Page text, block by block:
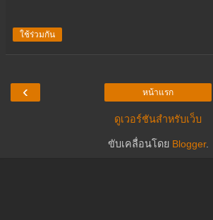
ใช้ร่วมกัน
‹ หน้าแรก
ดูเวอร์ชันสำหรับเว็บ
ขับเคลื่อนโดย Blogger.